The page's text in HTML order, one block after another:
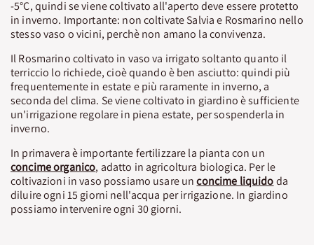
-5°C, quindi se viene coltivato all'aperto deve essere protetto
in inverno. Importante: non coltivate Salvia e Rosmarino nello
stesso vaso o vicini, perchè non amano la convivenza.
Il Rosmarino coltivato in vaso va irrigato soltanto quanto il
terriccio lo richiede, cioè quando è ben asciutto: quindi più
frequentemente in estate e più raramente in inverno, a
seconda del clima. Se viene coltivato in giardino è sufficiente
un'irrigazione regolare in piena estate, per sospenderla in
inverno.
In primavera è importante fertilizzare la pianta con un
concime organico, adatto in agricoltura biologica. Per le
coltivazioni in vaso possiamo usare unconcime liquidoda
diluire ogni 15 giorni nell'acqua per irrigazione. In giardino
possiamo intervenire ogni 30 giorni.